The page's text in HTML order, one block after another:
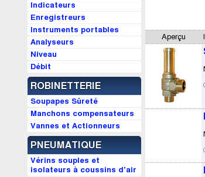
Indicateurs
Enregistreurs
Instruments portables
Analyseurs
Niveau
Débit
ROBINETTERIE
Soupapes Sûreté
Manchons compensateurs
Vannes et Actionneurs
PNEUMATIQUE
Vérins souples et
isolateurs à coussins d'air
Aperçu